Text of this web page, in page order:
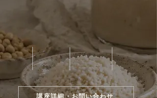
発酵を、暮らしから生き方へ。
知る、深める、創る、伝える。
&LAB TOKYOで育てる、4つの学び。
Step 1
Basic
Step3
Masterclass
Step2
Advance
Step 4
発酵創家®
講座詳細・お問い合わせ